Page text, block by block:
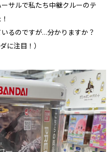
サルで私たち中継クルーのテ
るのですが…分かりますか？
に注目！）